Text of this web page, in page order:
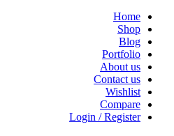
Home
Shop
Blog
Portfolio
About us
Contact us
Wishlist
Compare
Login / Register